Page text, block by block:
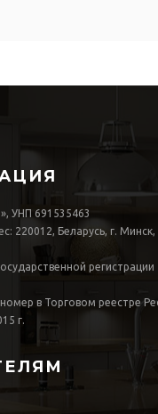
УНП 691535463
220012, Беларусь, г. Минск,
в Торговом реестре
г.